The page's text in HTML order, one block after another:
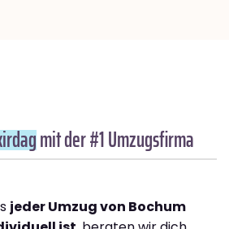
mit der #1 Umzugsfirma
jeder Umzug von Bochum